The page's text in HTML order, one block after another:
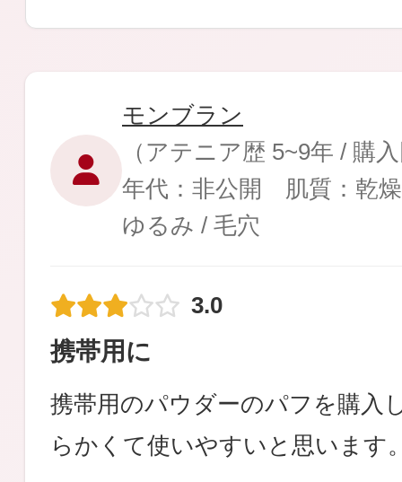
健康食品／サプ
モンブラン
（アテニア歴 5~9年 / 購
年代：非公開 肌質：乾
ゆるみ / 毛穴
3.0
携帯用に
携帯用のパウダーのパフを購入
らかくて使いやすいと思います